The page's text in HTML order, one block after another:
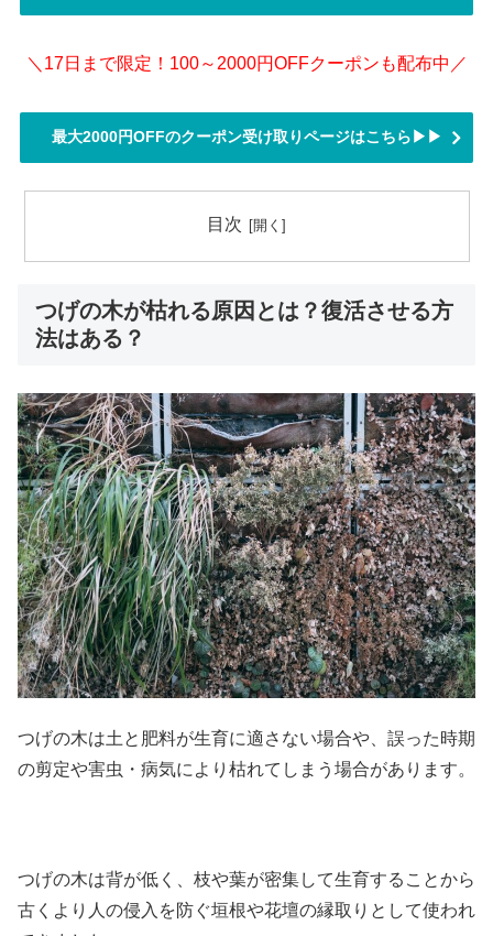
＼17日まで限定！100～2000円OFFクーポンも配布中／
最大2000円OFFのクーポン受け取りページはこちら▶▶
目次
つげの木が枯れる原因とは？復活させる方
法はある？
つげの木は土と肥料が生育に適さない場合や、誤った時期
の剪定や害虫・病気により枯れてしまう場合があります。
つげの木は背が低く、枝や葉が密集して生育することから
古くより人の侵入を防ぐ垣根や花壇の縁取りとして使われ